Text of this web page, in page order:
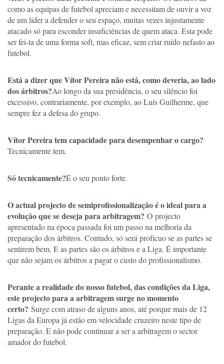
como as equipas de futebol apreciam e necessitam de ouvir a voz
de um líder a defender o seu espaço, muitas vezes injustamente
atacado só para esconder insuficiências de quem ataca. Esta pode
ser fei-ta de uma forma soft, mas eficaz, sem criar ruído nefasto ao
futebol.
Está a dizer que Vítor Pereira não está, como deveria, ao lado
dos árbitros?Ao longo da sua presidência, o seu silêncio foi
excessivo, contrariamente, por exemplo, ao Luís Guilherme, que
sempre fez a defesa do grupo.
Vítor Pereira tem capacidade para desempenhar o cargo?
Tecnicamente tem.
Só tecnicamente?É o seu ponto forte.
O actual projecto de semiprofissionalização é o ideal para a
evolução que se deseja para arbitragem? O projecto
apresentado na época passada foi um passo na melhoria da
preparação dos árbitros. Contudo, só será profícuo se as partes se
sentirem bem. E as partes são os árbitros e a Liga. É importante
que não sejam os árbitros a pagar o custo do profissionalismo.
Perante a realidade do nosso futebol, das condições da Liga,
este projecto para a arbitragem surge no momento
certo? Surge com atraso de alguns anos, até porque mais de 12
Ligas da Europa já estão em velocidade cruzeiro neste tipo de
preparação. E não pode continuar a ser a arbitragem o sector
amador do futebol.